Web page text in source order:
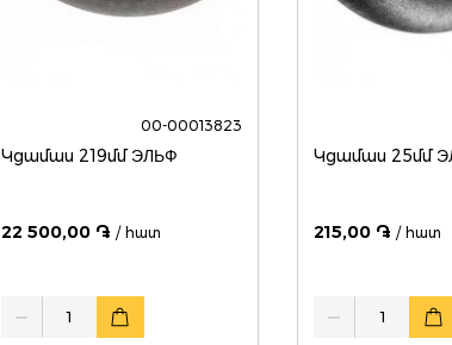
00-00013823
Կցամաս 219մմ ЭЛЬФ
22 500,00 ֏ / հատ 215,00 ֏ / հատ